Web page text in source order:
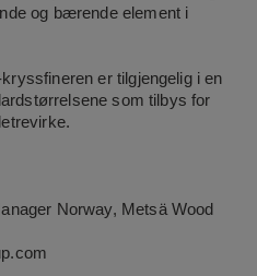
og bærende element i
er tilgjengelig i en
som tilbys for
Norway, Metsä Wood